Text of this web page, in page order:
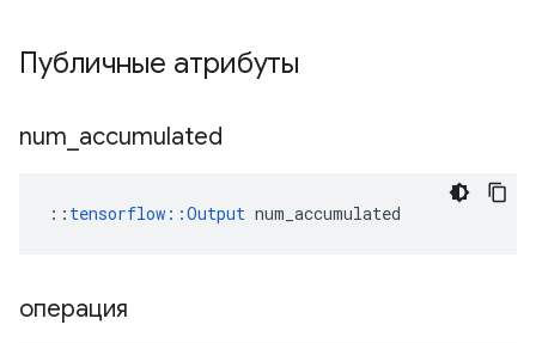
Публичные атрибуты
num accumulated
:: tensorflow::Output num_accumulated
операция